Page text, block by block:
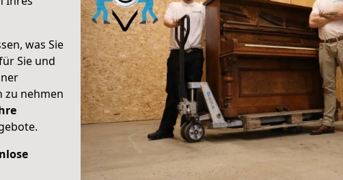
was Sie
Sie und
zu nehmen